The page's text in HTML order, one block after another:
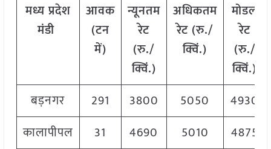
मध्यप्रदेश
मंडी
आवक
(टन
में)
न्यूनतम
रेट
(रु./
क्विं.)
अधिकतम
रेट (रु./
क्विं.)
मोडल
रेट
(रु./
क्विं.)
बड़नगर
291 3800 5050
4930
कालापीपल
31 4690 5010
4875